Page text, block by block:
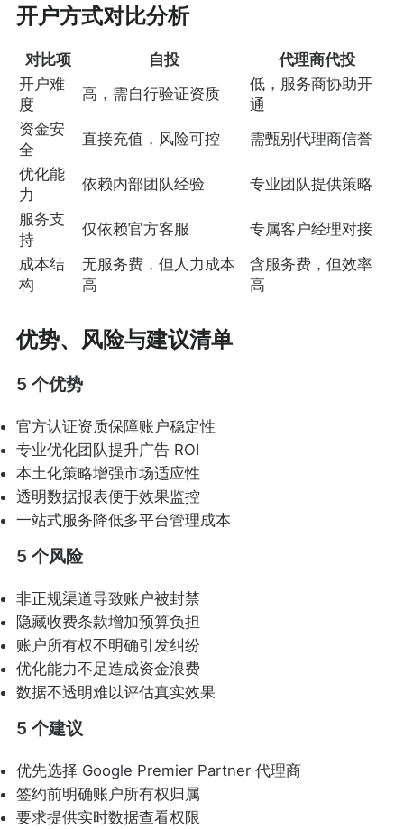
开户方式对比分析
对比项 自投
代理商代投
开户难
度
高，需自行验证资质
低，服务商协助开
通
资金安
全
直接充值，风险可控
需甄别代理商信誉
优化能
力
依赖内部团队经验
专业团队提供策略
服务支
持
仅依赖官方客服
专属客户经理对接
成本结
构
无服务费，但人力成本
高
含服务费，但效率
高
优势、风险与建议清单
5 个优势
官方认证资质保障账户稳定性
专业优化团队提升广告 ROI
本土化策略增强市场适应性
透明数据报表便于效果监控
一站式服务降低多平台管理成本
5 个风险
非正规渠道导致账户被封禁
隐藏收费条款增加预算负担
账户所有权不明确引发纠纷
优化能力不足造成资金浪费
数据不透明难以评估真实效果
5 个建议
优先选择 Google Premier Partner 代理商
签约前明确账户所有权归属
要求提供实时数据查看权限